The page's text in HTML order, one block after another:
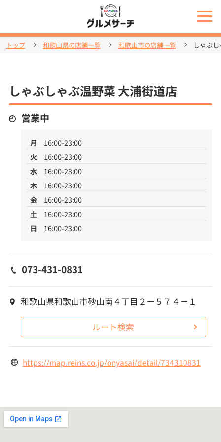
トップ 和歌山県の店舗一覧 和歌山市の店舗一覧 しゃぶ
しゃぶしゃぶ温野菜 大浦街道店
営業中
月
16:00-23:00
火
16:00-23:00
水
16:00-23:00
木
16:00-23:00
金
16:00-23:00
土
16:00-23:00
日
16:00-23:00
073-431-0831
和歌山県和歌山市砂山南４丁目２ー５７４ー１
ルート検索
https://map.reins.co.jp/onyasai/detail/734310831